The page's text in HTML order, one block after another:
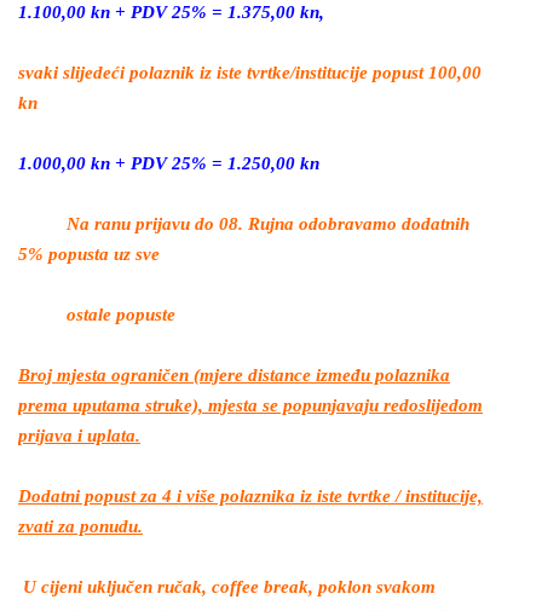
1.100,00 kn + PDV 25% = 1.375,00 kn,
svaki slijedeći polaznik iz iste tvrtke/institucije popust 100,00
kn
1.000,00 kn + PDV 25% = 1.250,00 kn
Na ranu prijavu do 08. Rujna odobravamo dodatnih
5% popusta uz sve
ostale popuste
Broj mjesta ograničen (mjere distance između polaznika
prema uputama struke), mjesta se popunjavaju redoslijedom
prijava i uplata.
Dodatni popust za 4 i više polaznika iz iste tvrtke / institucije,
zvati za ponudu.
U cijeni uključen ručak, coffee break, poklon svakom